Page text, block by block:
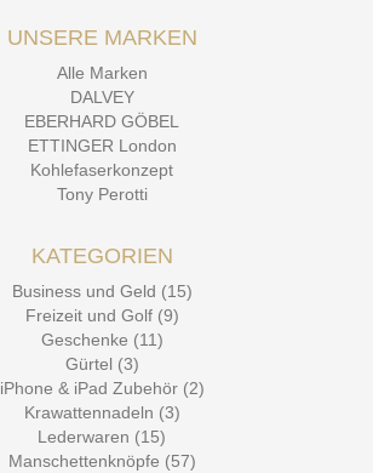
UNSERE MARKEN
Alle Marken
DALVEY
EBERHARD GÖBEL
ETTINGER London
Kohlefaserkonzept
Tony Perotti
KATEGORIEN
Business und Geld (15)
Freizeit und Golf (9)
Geschenke (11)
Gürtel (3)
iPhone & iPad Zubehör (2)
Krawattennadeln (3)
Lederwaren (15)
Manschettenknöpfe (57)